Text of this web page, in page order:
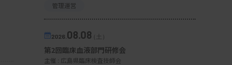
管理運営
2026. 08.08（土）
第2回臨床血液部門研修会
主催 : 広島県臨床検査技師会